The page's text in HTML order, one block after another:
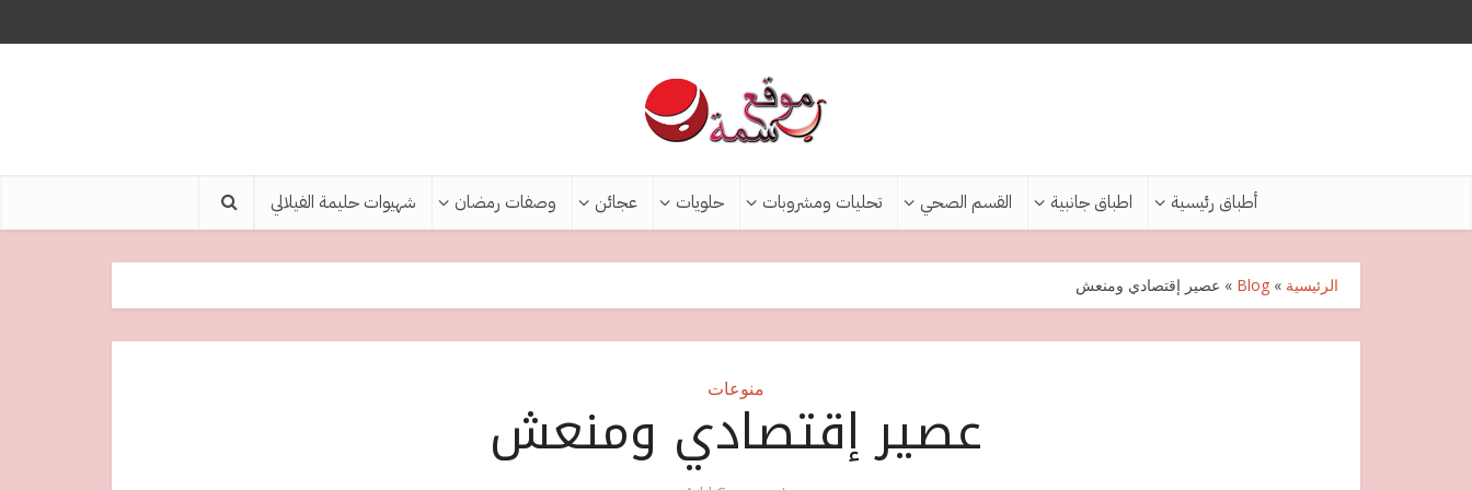
أطباق رئيسية اطباق جانبية القسم الصحي تحليات ومشروبات حلويات عجائن وصفات رمضان شهيوات حليمة الفيلالي
الرئيسية »
Blog
» عصير إقتصادي ومنعش
منوعات
عصير إقتصادي ومنعش